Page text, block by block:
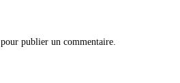
pour publier un commentaire.